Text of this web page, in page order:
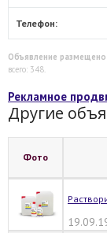
Телефон:
Объявление размещено
всего: 348.
Рекламное
Другие
Фото